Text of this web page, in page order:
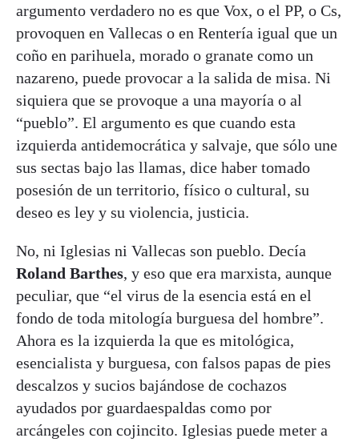
argumento verdadero no es que Vox, o el PP, o Cs,
provoquen en Vallecas o en Rentería igual que un
coño en parihuela, morado o granate como un
nazareno, puede provocar a la salida de misa. Ni
siquiera que se provoque a una mayoría o al
“pueblo”. El argumento es que cuando esta
izquierda antidemocrática y salvaje, que sólo une
sus sectas bajo las llamas, dice haber tomado
posesión de un territorio, físico o cultural, su
deseo es ley y su violencia, justicia.
No, ni Iglesias ni Vallecas son pueblo. Decía
Roland Barthes, y eso que era marxista, aunque
peculiar, que “el virus de la esencia está en el
fondo de toda mitología burguesa del hombre”.
Ahora es la izquierda la que es mitológica,
esencialista y burguesa, con falsos papas de pies
descalzos y sucios bajándose de cochazos
ayudados por guardaespaldas como por
arcángeles con cojincito. Iglesias puede meter a